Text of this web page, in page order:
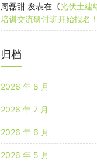
周磊甜 发表在《光伏土建
培训交流研讨班开始报名！
归档
2026 年 8 月
2026 年 7 月
2026 年 6 月
2026 年 5 月